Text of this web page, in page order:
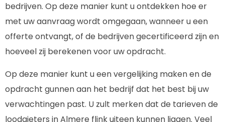
bedrijven. Op deze manier kunt u ontdekken hoe er
met uw aanvraag wordt omgegaan, wanneer u een
offerte ontvangt, of de bedrijven gecertificeerd zijn en
hoeveel zij berekenen voor uw opdracht.
Op deze manier kunt u een vergelijking maken en de
opdracht gunnen aan het bedrijf dat het best bij uw
verwachtingen past. U zult merken dat de tarieven de
loodgieters in Almere flink uiteen kunnen liggen. Veel